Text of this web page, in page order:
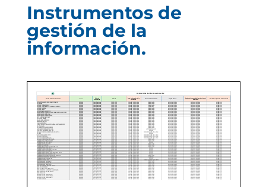
Instrumentos de
gestión de la
información.